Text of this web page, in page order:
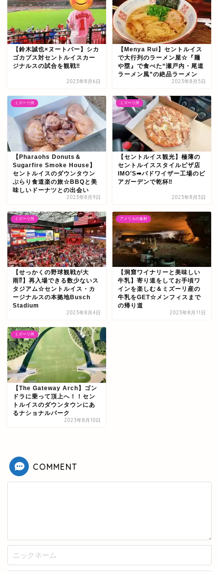
【鈴木誠也×ヌートバー】シカ
ゴカブス対セントルイスカー
ジナルスの試合を観戦‼
2023年8月6日
【Menya Rui】セントルイス
で大行列のラーメン屋☆『麺
や塁』で食べた“瀬戸内・尾道
ラーメン風”の絶品ラーメン
2023年8月5日
ミズーリ州
【Pharaohs Donuts＆
Sugarfire Smoke House】
セントルイスのダウンタウン
ぶらり食道楽の旅☆BBQと美
味しいドーナツとの出会い
2023年8月9日
ミズーリ州
【セントルイス観光】極薄の
セントルイススタイルピザ店
IMO’S➡バドワイザー工場のビ
アガーデンで乾杯‼
2023年8月3日
ミズーリ州
【せっかくの野球観戦が大
雨⁉】再入場できる数少ないス
タジアム☆セントルイス・カ
ージナルスの本拠地Busch
Stadium
2023年8月4日
アメリカの食材
【洞窟ワイナリーと美味しい
牛乳】寄り道をしてお手頃ワ
インを楽しむ＆ミズーリ産の
牛乳をGET☆メンフィスまで
の帰り道
2023年8月11日
ミズーリ州
【The Gateway Arch】ゴン
ドラに乗って頂上へ！！セン
トルイスのダウンタウンにあ
るナショナルパーク
2023年8月10日
COMMENT